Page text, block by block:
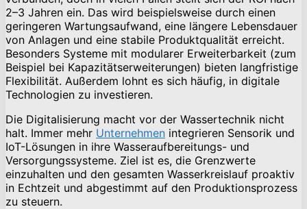
2–3 Jahren ein. Das wird beispielsweise durch einen
geringeren Wartungsaufwand, eine längere Lebensdauer
von Anlagen und eine stabile Produktqualität erreicht.
Besonders Systeme mit modularer Erweiterbarkeit (zum
Beispiel bei Kapazitätserweiterungen) bieten langfristige
Flexibilität. Außerdem lohnt es sich häufig, in digitale
Technologien zu investieren.
Die Digitalisierung macht vor der Wassertechnik nicht
halt. Immer mehr Unternehmen integrieren Sensorik und
IoT-Lösungen in ihre Wasseraufbereitungs- und
Versorgungssysteme. Ziel ist es, die Grenzwerte
einzuhalten und den gesamten Wasserkreislauf proaktiv
in Echtzeit und abgestimmt auf den Produktionsprozess
zu steuern.